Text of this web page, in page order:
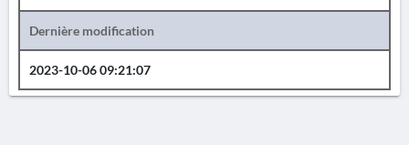
Dernière modification
2023-10-06 09:21:07